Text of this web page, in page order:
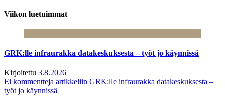
Viikon luetuimmat
GRK:lle infraurakka datakeskuksesta – työt jo käynnissä
Kirjoitettu 3.8.2026
Ei kommentteja artikkeliin GRK:lle infraurakka datakeskuksesta –
työt jo käynnissä